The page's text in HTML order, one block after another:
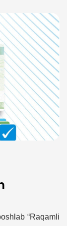
“Raqamli